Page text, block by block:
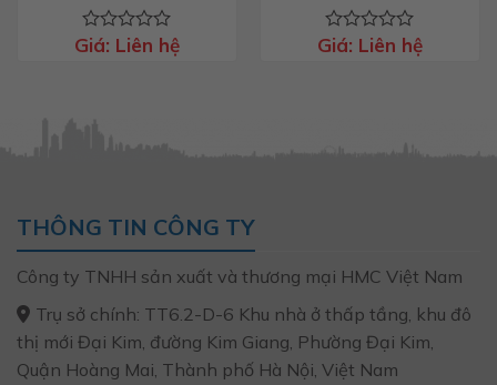
Được
Giá: Liên hệ
Được
Giá: Liên hệ
THÔNG TIN CÔNG TY
Công ty TNHH sản xuất và thương mại HMC Việt Nam
Trụ sở chính: TT6.2-D-6 Khu nhà ở thấp tầng, khu đô
thị mới Đại Kim, đường Kim Giang, Phường Đại Kim,
Quận Hoàng Mai, Thành phố Hà Nội, Việt Nam